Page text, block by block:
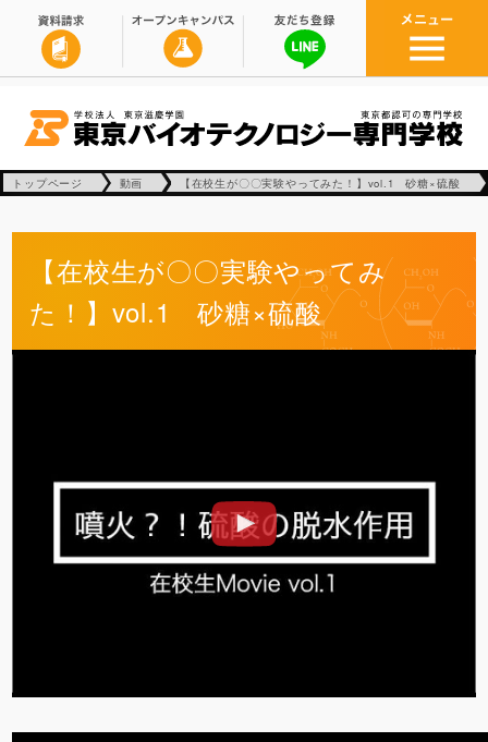
トップページ 動画 【在校生が〇〇実験やってみた！】vol.1 砂糖×硫酸
【在校生が〇〇実験やってみ
た！】vol.1 砂糖×硫酸